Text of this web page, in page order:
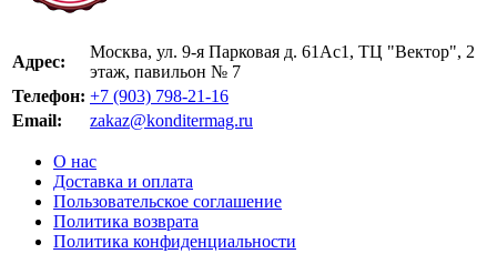
Адрес:
Москва, ул. 9-я Парковая д. 61Ас1, ТЦ "Вектор", 2
этаж, павильон № 7
Телефон: +7 (903) 798-21-16
Email:
zakaz@konditermag.ru
О нас
Доставка и оплата
Пользовательское соглашение
Политика возврата
Политика конфиденциальности